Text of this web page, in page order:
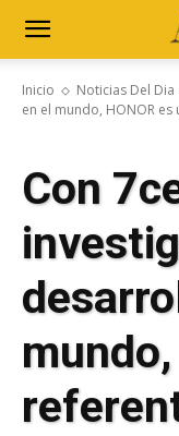
Inicio Noticias Del Dia
en el mundo, HONOR es
Con